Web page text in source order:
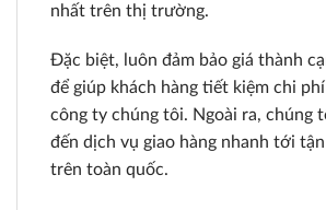
nhất trên thị trường.
Đặc biệt, luôn đảm bảo giá thành
để giúp khách hàng tiết kiệm chi
công ty chúng tôi. Ngoài ra, chúng
đến dịch vụ giao hàng nhanh tới
trên toàn quốc.